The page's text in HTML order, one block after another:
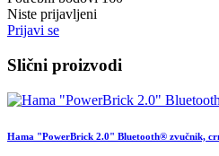
Niste prijavljeni
Prijavi se
Slični proizvodi
Hama "PowerBrick 2.0" Bluetooth® zvučnik,